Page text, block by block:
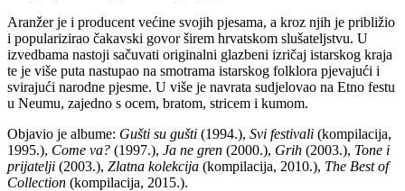
Aranžer je i producent većine svojih pjesama, a kroz njih je približio
i popularizirao čakavski govor širem hrvatskom slušateljstvu. U
izvedbama nastoji sačuvati originalni glazbeni izričaj istarskog kraja
te je više puta nastupao na smotrama istarskog folklora pjevajući i
svirajući narodne pjesme. U više je navrata sudjelovao na Etno festu
u Neumu, zajedno s ocem, bratom, stricem i kumom.
Objavio je albume: Gušti su gušti (1994.), Svi festivali (kompilacija,
1995.), Come va? (1997.), Ja ne gren (2000.), Grih (2003.), Tone i
prijatelji (2003.), Zlatna kolekcija (kompilacija, 2010.), The Best of
Collection (kompilacija, 2015.).